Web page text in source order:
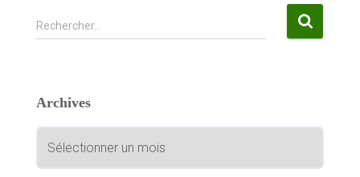
R
r
r
Rechercher…
Archives
c